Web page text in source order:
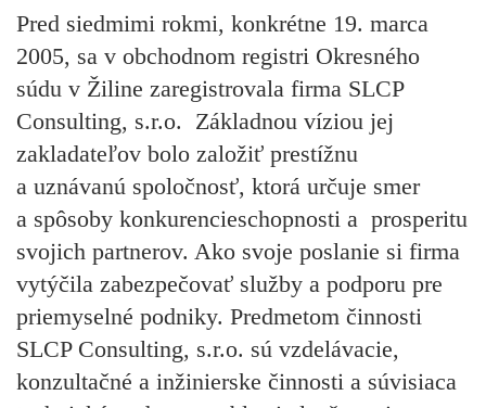
Pred siedmimi rokmi, konkrétne 19. marca
2005, sa v obchodnom registri Okresného
súdu v Žiline zaregistrovala firma SLCP
Consulting, s.r.o. Základnou víziou jej
zakladateľov bolo založiť prestížnu
a uznávanú spoločnosť, ktorá určuje smer
a spôsoby konkurencieschopnosti a prosperitu
svojich partnerov. Ako svoje poslanie si firma
vytýčila zabezpečovať služby a podporu pre
priemyselné podniky. Predmetom činnosti
SLCP Consulting, s.r.o. sú vzdelávacie,
konzultačné a inžinierske činnosti a súvisiaca